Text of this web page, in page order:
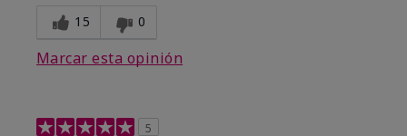
15 0
Marcar esta opinión
5